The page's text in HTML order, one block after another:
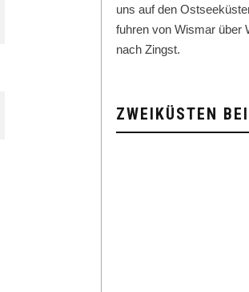
uns auf den
fuhren von Wis­mar über
nach Zingst.
ZWEIKÜSTEN